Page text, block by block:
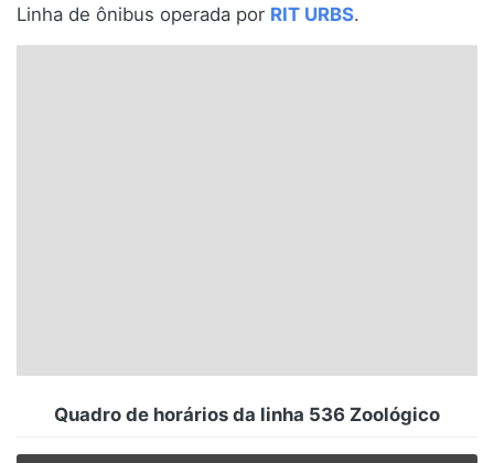
Linha de ônibus operada por RIT URBS.
Quadro de horários da linha 536 Zoológico